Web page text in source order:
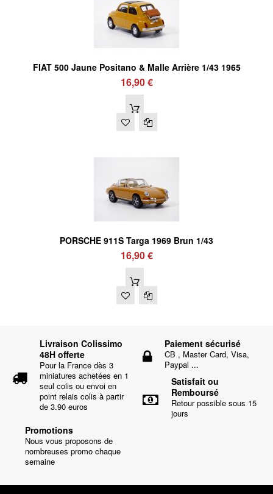
FIAT 500 Jaune Positano & Malle Arrière 1/43 1965
16,90 €
PORSCHE 911S Targa 1969 Brun 1/43
16,90 €
Livraison Colissimo
48H offerte
Pour la France dès 3
miniatures achetées en 1
seul colis ou envoi en
point relais colis à partir
de 3.90 euros
Paiement sécurisé
CB , Master Card, Visa,
Paypal ...
Satisfait ou
Remboursé
Retour possible sous 15
jours
Promotions
Nous vous proposons de
nombreuses promo chaque
semaine